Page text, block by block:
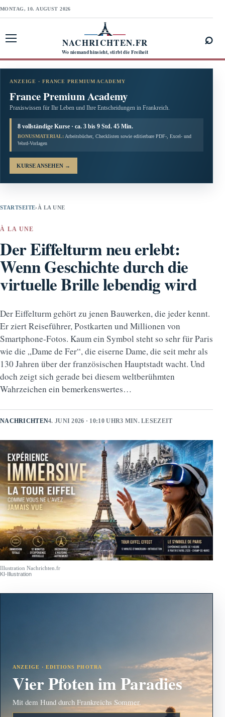
MONTAG, 10. AUGUST 2026
NACHRICHTEN.FR
Wo niemand hinsieht, stirbt die Freiheit
⌕
ANZEIGE · FRANCE PREMIUM ACADEMY
France Premium Academy
Praxiswissen für Ihr Leben und Ihre Entscheidungen in Frankreich.
8 vollständige Kurse · ca. 3 bis 9 Std. 45 Min.
BONUSMATERIAL: Arbeitsbücher, Checklisten sowie editierbare PDF-, Excel- und
Word-Vorlagen
KURSE ANSEHEN →
STARTSEITE› À LA UNE
À LA UNE
Der Eiffelturm neu erlebt:
Wenn Geschichte durch die
virtuelle Brille lebendig wird
Der Eiffelturm gehört zu jenen Bauwerken, die jeder kennt.
Er ziert Reiseführer, Postkarten und Millionen von
Smartphone-Fotos. Kaum ein Symbol steht so sehr für Paris
wie die „Dame de Fer“, die eiserne Dame, die seit mehr als
130 Jahren über der französischen Hauptstadt wacht. Und
doch zeigt sich gerade bei diesem weltberühmten
Wahrzeichen ein bemerkenswertes…
NACHRICHTEN4. JUNI 2026 · 10:10 UHR3 MIN. LESEZEIT
Illustration Nachrichten.fr
KI-Illustration
ANZEIGE · EDITIONS PHOTRA
Vier Pfoten im Paradies
Mit dem Hund durch Frankreichs Sommer.